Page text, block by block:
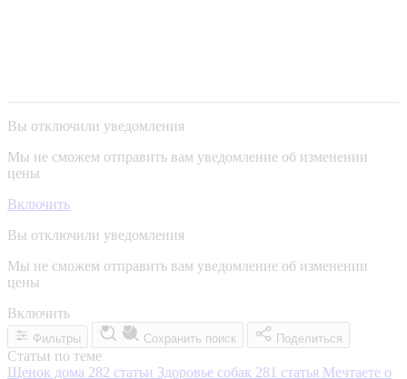
Вы отключили уведомления
Мы не сможем отправить вам уведомление об изменении
цены
Включить
Вы отключили уведомления
Мы не сможем отправить вам уведомление об изменении
цены
Включить
Фильтры Сохранить поиск Поделиться
Статьи по теме
Щенок дома 282 статьи Здоровье собак 281 статья Мечтаете о